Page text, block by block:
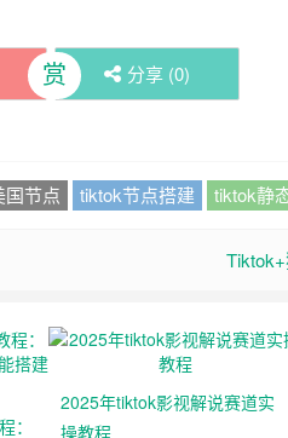
赏 分享 (0)
国节点 tiktok节点搭建 tiktok静
：
2025年tiktok影视解说赛道实
操教程